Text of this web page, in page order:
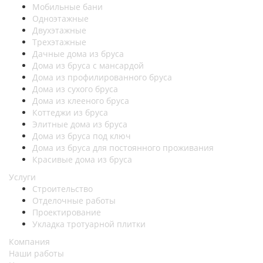
Мобильные бани
Одноэтажные
Двухэтажные
Трехэтажные
Дачные дома из бруса
Дома из бруса с мансардой
Дома из профилированного бруса
Дома из сухого бруса
Дома из клееного бруса
Коттеджи из бруса
Элитные дома из бруса
Дома из бруса под ключ
Дома из бруса для постоянного проживания
Красивые дома из бруса
Услуги
Строительство
Отделочные работы
Проектирование
Укладка тротуарной плитки
Компания
Наши работы